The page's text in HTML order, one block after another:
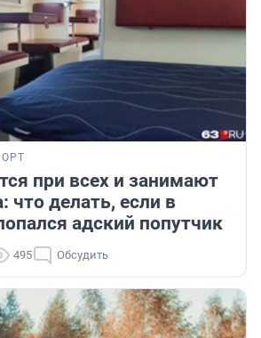
при всех и занимают
что делать, если в
адский попутчик
495 Обсудить